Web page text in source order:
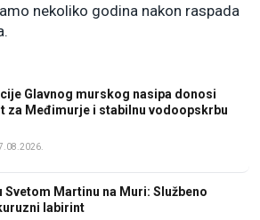
nekoliko godina nakon raspada
Glavnog murskog nasipa donosi
za Međimurje i stabilnu vodoopskrbu
Svetom Martinu na Muri: Službeno
labirint